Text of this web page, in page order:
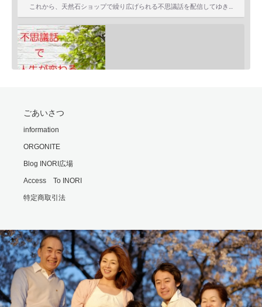
RSS FEED
SHARE
EMBED
これから、天然石ショップで繰り広げられる不思議話を配信してゆきます。 まずは自己紹介を含めたご挨拶か…
モリオンは明智小五郎
勘違いの霊
Feb 25, 2020 • 6:00
霊の世界では時間や形の概念がないといます。 それもまた不便なもんだと思います・・・ ※内容は普段配信…
ごあいさつ
information
ORGONITE
Blog INORI広場
Access To INORI
特定商取引法